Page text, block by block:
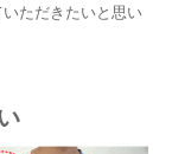
ただきたいと思い